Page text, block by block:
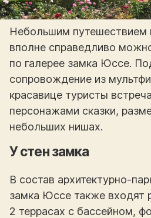
Небольшим путешествием
вполне справедливо
по галерее замка Юссе.
сопровождение из
красавице туристы
персонажами сказки,
небольших нишах.
У стен замка
В состав архитектурно-
замка Юссе также входят
2 террасах с бассейном,